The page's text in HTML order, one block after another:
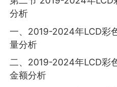
分析
一、2019-2024年LCD彩
量分析
二、2019-2024年LCD彩
金额分析